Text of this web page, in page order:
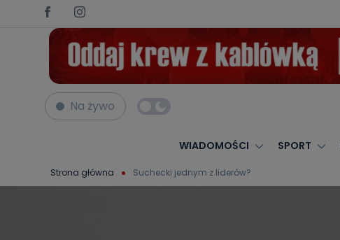
Na żywo
WIADOMOŚCI SPORT
Strona główna Suchecki jednym z liderów?